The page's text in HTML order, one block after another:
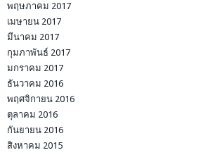
พฤษภาคม 2017
เมษายน 2017
มีนาคม 2017
กุมภาพันธ์ 2017
มกราคม 2017
ธันวาคม 2016
พฤศจิกายน 2016
ตุลาคม 2016
กันยายน 2016
สิงหาคม 2015